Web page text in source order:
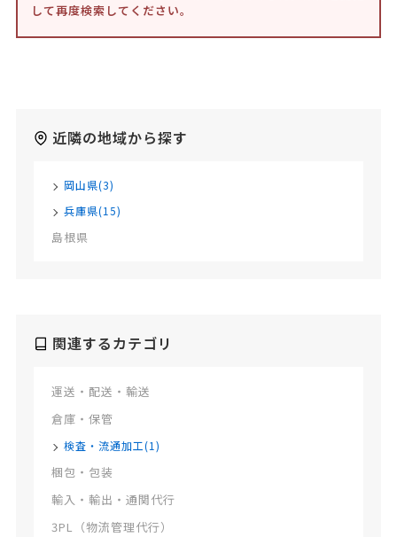
して再度検索してください。
近隣の地域から探す
岡山県(3)
兵庫県(15)
島根県
関連するカテゴリ
運送・配送・輸送
倉庫・保管
検査・流通加工(1)
梱包・包装
輸入・輸出・通関代行
3PL（物流管理代行）